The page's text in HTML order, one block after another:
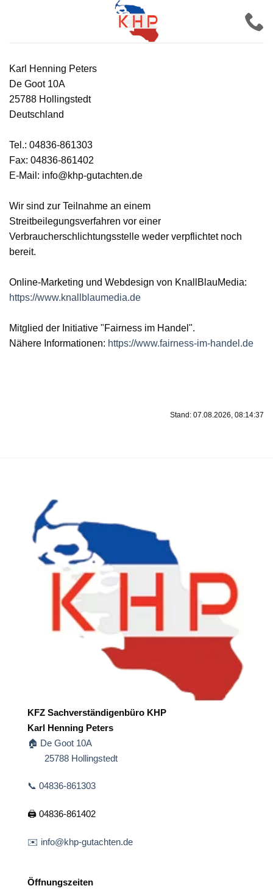
Karl Henning Peters
De Goot 10A
25788 Hollingstedt
Deutschland
Tel.: 04836-861303
Fax: 04836-861402
E-Mail: info@khp-gutachten.de
Wir sind zur Teilnahme an einem
Streitbeilegungsverfahren vor einer
Verbraucherschlichtungsstelle weder verpflichtet noch
bereit.
Online-Marketing und Webdesign von KnallBlauMedia:
https://www.knallblaumedia.de
Mitglied der Initiative "Fairness im Handel".
Nähere Informationen: https://www.fairness-im-handel.de
Stand: 07.08.2026, 08:14:37
KFZ Sachverständigenbüro KHP
Karl Henning Peters
🏠 De Goot 10A
25788 Hollingstedt
📞 04836-861303
🖨️ 04836-861402
✉️ info@khp-gutachten.de
Öffnungszeiten